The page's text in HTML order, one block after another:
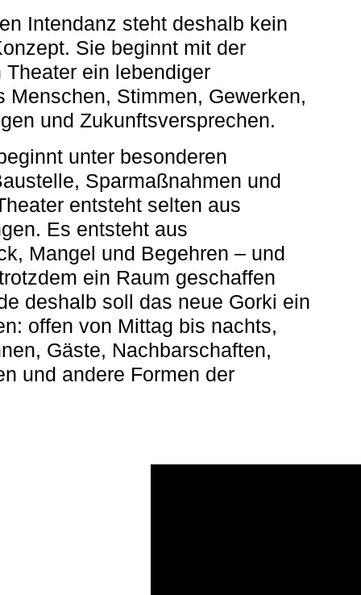
Intendanz steht deshalb kein
Sie beginnt mit der
ein lebendiger
Menschen, Stimmen, Gewerken,
und Zukunftsversprechen.
unter besonderen
Sparmaßnahmen und
entsteht selten aus
Es entsteht aus
Mangel und Begehren – und
ein Raum geschaffen
deshalb soll das neue Gorki ein
offen von Mittag bis nachts,
Gäste, Nachbarschaften,
und andere Formen der